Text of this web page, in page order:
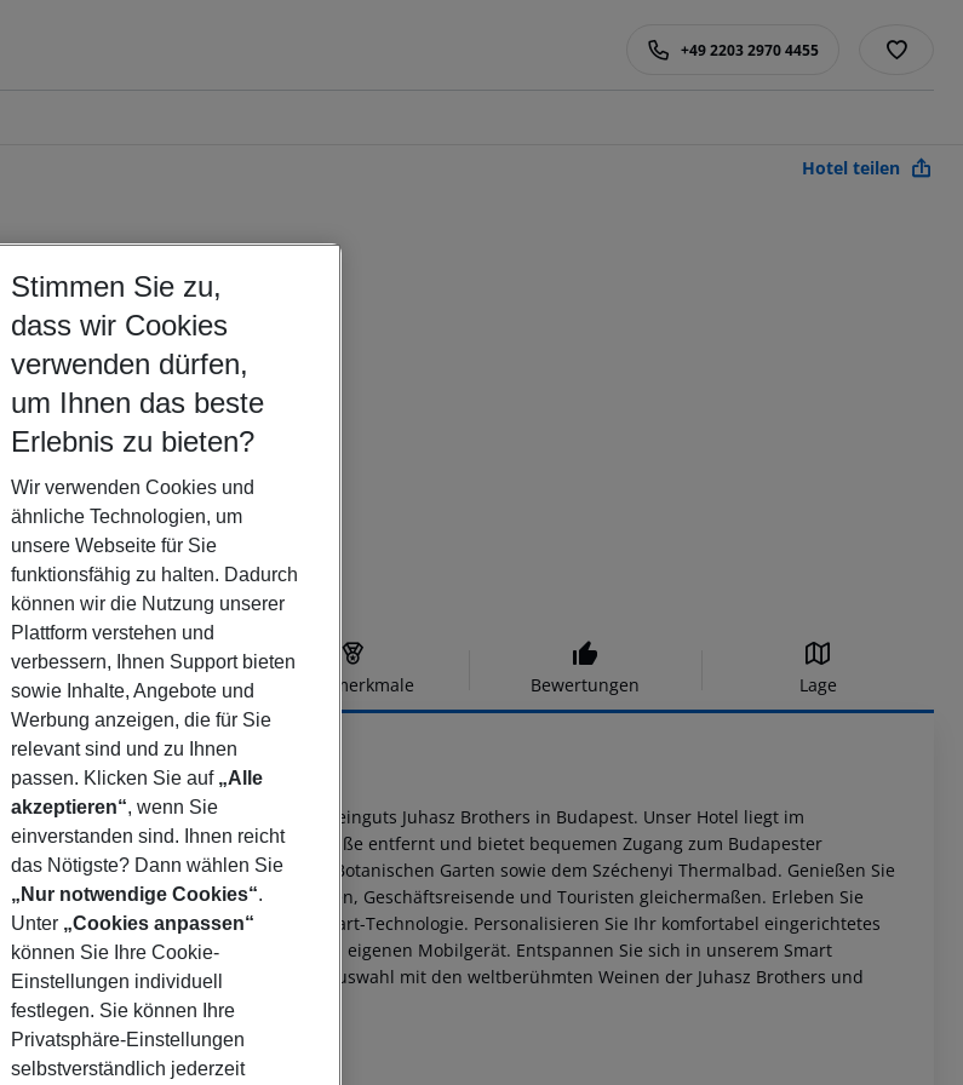
+49 2203 2970 4455
Hotel teilen
Hotelbeschreibung Hotelmerkmale Bewertungen Lage
4
Hotel, dem exklusiven Showroom des Weinguts Juhasz Brothers in Budapest. Unser Hotel liegt im
Schritte von der belebten Király Straße entfernt und bietet bequemen Zugang zum Budapester
Heldenplatz, dem Budapester Zoo und Botanischen Garten sowie dem Széchenyi Thermalbad. Genießen Sie
Aufenthalt – perfekt für Familien, Geschäftsreisende und Touristen gleichermaßen. Erleben Sie
Weinverkostungen und innovative Smart-Technologie. Personalisieren Sie Ihr komfortabel eingerichtetes
auf dem Zimmer-Tablet oder Ihrem eigenen Mobilgerät. Entspannen Sie sich in unserem Smart
Sie unsere einzigartige Weinauswahl mit den weltberühmten Weinen der Juhasz Brothers und
der edelsten Rotweine Ungarns.
Stimmen Sie zu,
dass wir Cookies
verwenden dürfen,
um Ihnen das beste
Erlebnis zu bieten?
Wir verwenden Cookies und
ähnliche Technologien, um
unsere Webseite für Sie
funktionsfähig zu halten. Dadurch
können wir die Nutzung unserer
Plattform verstehen und
verbessern, Ihnen Support bieten
sowie Inhalte, Angebote und
Werbung anzeigen, die für Sie
relevant sind und zu Ihnen
passen. Klicken Sie auf „Alle
akzeptieren“, wenn Sie
einverstanden sind. Ihnen reicht
das Nötigste? Dann wählen Sie
„Nur notwendige Cookies“.
Unter „Cookies anpassen“
können Sie Ihre Cookie-
Einstellungen individuell
festlegen. Sie können Ihre
Privatsphäre-Einstellungen
selbstverständlich jederzeit